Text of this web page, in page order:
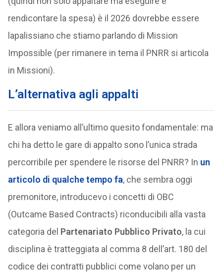
rendicontare la spesa) è il 2026 dovrebbe essere
lapalissiano che stiamo parlando di Mission
Impossible (per rimanere in tema il PNRR si articola
in Missioni).
L’alternativa agli appalti
E allora veniamo all’ultimo quesito fondamentale: ma
chi ha detto le gare di appalto sono l’unica strada
percorribile per spendere le risorse del PNRR? In un
articolo di qualche tempo fa, che sembra oggi
premonitore, introducevo i concetti di OBC
(Outcame Based Contracts) riconducibili alla vasta
categoria del Partenariato Pubblico Privato, la cui
disciplina è tratteggiata al comma 8 dell’art. 180 del
codice dei contratti pubblici come volano per un